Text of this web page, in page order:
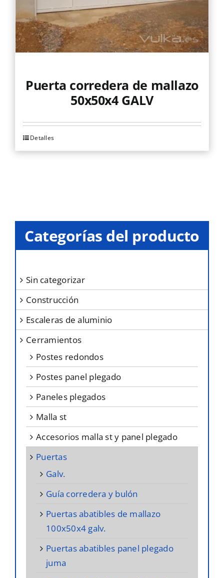
la
página
de
Puerta corredera de mallazo
50x50x4 GALV
Este
producto
se
en
la
página
de
producto
Detalles
Categorías del producto
sin categorizar
construcción
escaleras de aluminio
cerramientos
postes redondos
postes panel plegado
paneles plegados
malla st
accesorios malla st y panel plegado
puertas
galv.
guía corredera y bulón
puertas abatibles de mallazo
100x50x4 galv.
puertas abatibles panel plegado
juma